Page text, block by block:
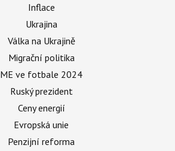
Inflace
Ukrajina
Válka na Ukrajině
Migrační politika
ME ve fotbale 2024
Ruský prezident
Ceny energií
Evropská unie
Penzijní reforma